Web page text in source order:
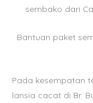
sembako dari
Bantuan paket
Pada kesempatan
lansia cacat di Br.